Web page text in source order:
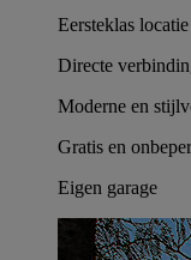
Eersteklas
Directe
Moderne en
Gratis en
Eigen garage